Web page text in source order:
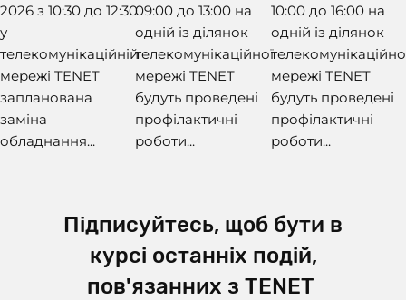
2026 з 10:30 до 12:30
у
телекомунікаційній
мережі TENET
запланована
заміна
обладнання...
09:00 до 13:00 на
одній із ділянок
телекомунікаційної
мережі TENET
будуть проведені
профілактичні
роботи...
10:00 до 16:00 на
одній із ділянок
мережі TENET
будуть проведені
профілактичні
роботи...
Підписуйтесь, щоб бути в
курсі останніх подій,
пов'язанних з TENET